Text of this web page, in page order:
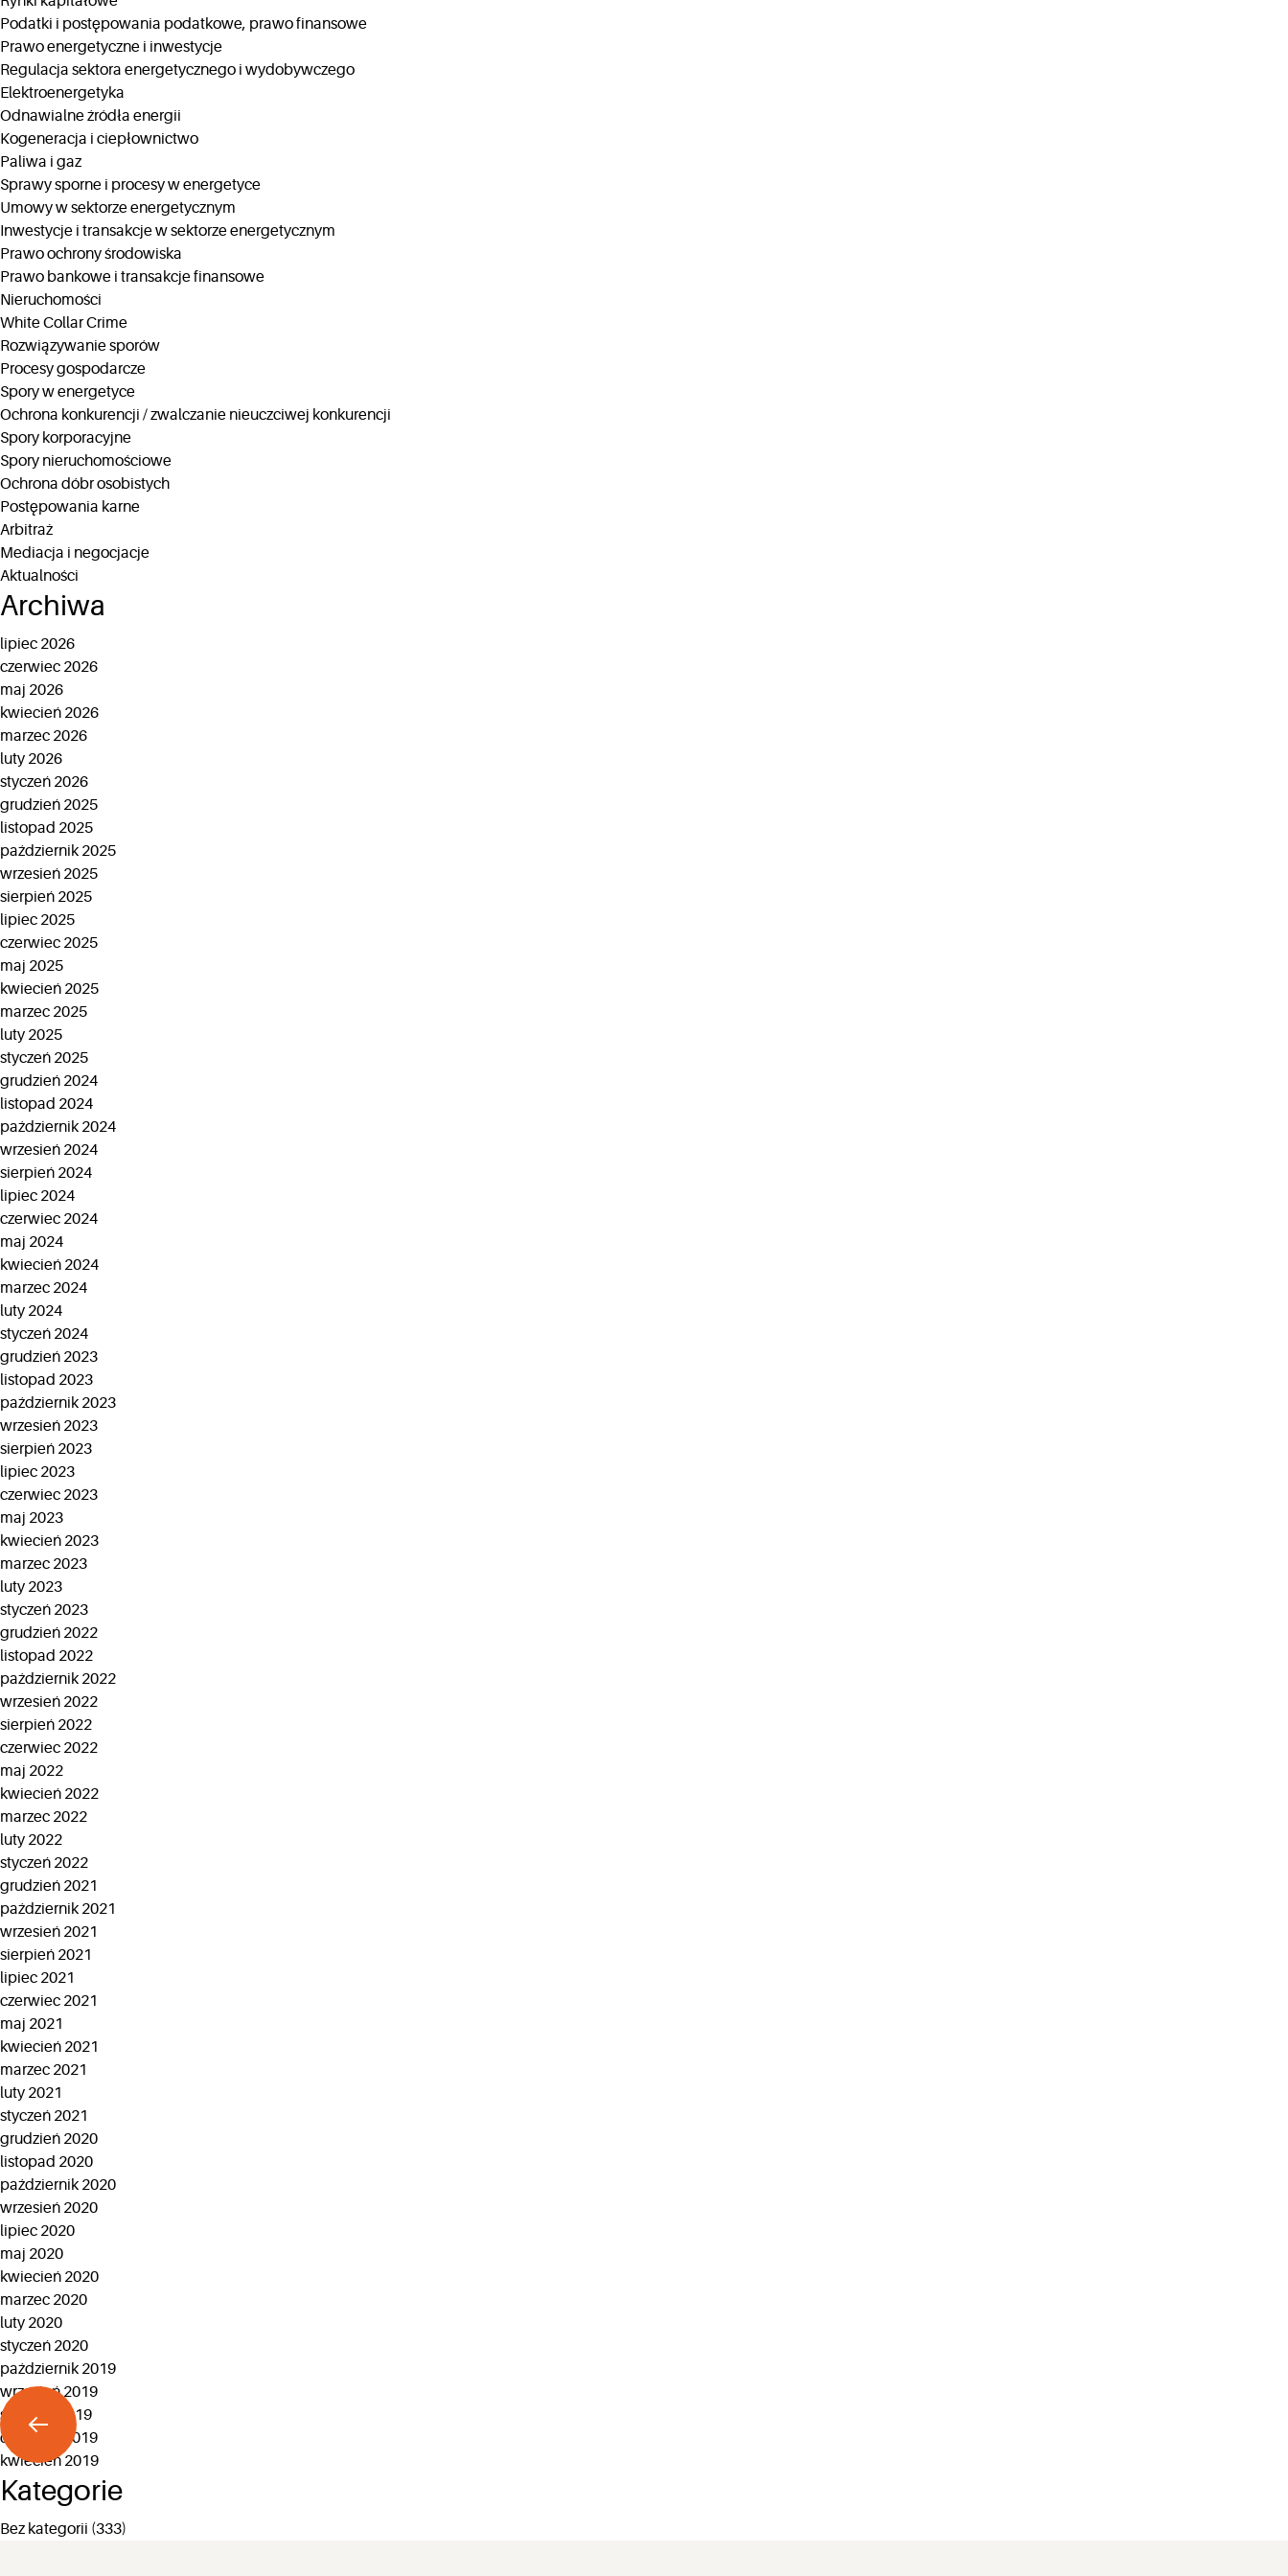
Podatki i postępowania podatkowe, prawo finansowe
Prawo energetyczne i inwestycje
Regulacja sektora energetycznego i wydobywczego
Elektroenergetyka
Odnawialne źródła energii
Kogeneracja i ciepłownictwo
Paliwa i gaz
Sprawy sporne i procesy w energetyce
Umowy w sektorze energetycznym
Inwestycje i transakcje w sektorze energetycznym
Prawo ochrony środowiska
Prawo bankowe i transakcje finansowe
Nieruchomości
White Collar Crime
Rozwiązywanie sporów
Procesy gospodarcze
Spory w energetyce
Ochrona konkurencji / zwalczanie nieuczciwej konkurencji
Spory korporacyjne
Spory nieruchomościowe
Ochrona dóbr osobistych
Postępowania karne
Arbitraż
Mediacja i negocjacje
Aktualności
Archiwa
lipiec 2026
czerwiec 2026
maj 2026
kwiecień 2026
marzec 2026
luty 2026
styczeń 2026
grudzień 2025
listopad 2025
październik 2025
wrzesień 2025
sierpień 2025
lipiec 2025
czerwiec 2025
maj 2025
kwiecień 2025
marzec 2025
luty 2025
styczeń 2025
grudzień 2024
listopad 2024
październik 2024
wrzesień 2024
sierpień 2024
lipiec 2024
czerwiec 2024
maj 2024
kwiecień 2024
marzec 2024
luty 2024
styczeń 2024
grudzień 2023
listopad 2023
październik 2023
wrzesień 2023
sierpień 2023
lipiec 2023
czerwiec 2023
maj 2023
kwiecień 2023
marzec 2023
luty 2023
styczeń 2023
grudzień 2022
listopad 2022
październik 2022
wrzesień 2022
sierpień 2022
czerwiec 2022
maj 2022
kwiecień 2022
marzec 2022
luty 2022
styczeń 2022
grudzień 2021
październik 2021
wrzesień 2021
sierpień 2021
lipiec 2021
czerwiec 2021
maj 2021
kwiecień 2021
marzec 2021
luty 2021
styczeń 2021
grudzień 2020
listopad 2020
październik 2020
wrzesień 2020
lipiec 2020
maj 2020
kwiecień 2020
marzec 2020
luty 2020
styczeń 2020
październik 2019
wrzesień 2019
sierpień 2019
czerwiec 2019
kwiecień 2019
Kategorie
Bez kategorii (333)